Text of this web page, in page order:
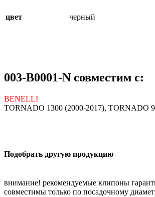
цвет черный
003-B0001-N совместим с:
BENELLI
TORNADO 1300 (2000-2017), TORNADO
Подобрать другую продукцию
внимание! рекомендуемые клипоны
совместимы только по посадочному